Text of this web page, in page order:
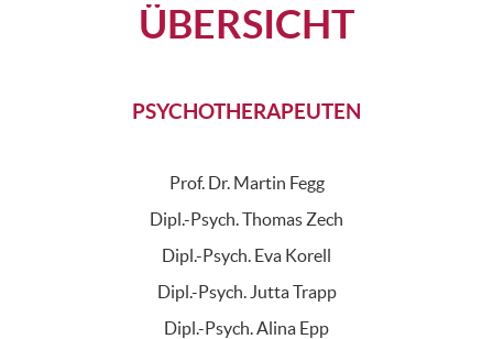
ÜBERSICHT
PSYCHOTHERAPEUTEN
Prof. Dr. Martin Fegg
Dipl.-Psych. Thomas Zech
Dipl.-Psych. Eva Korell
Dipl.-Psych. Jutta Trapp
Dipl.-Psych. Alina Epp